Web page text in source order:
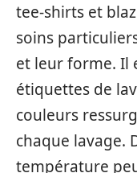
tee-shirts et
soins
et leur forme. Il
étiquettes de
couleurs
chaque lavage.
température